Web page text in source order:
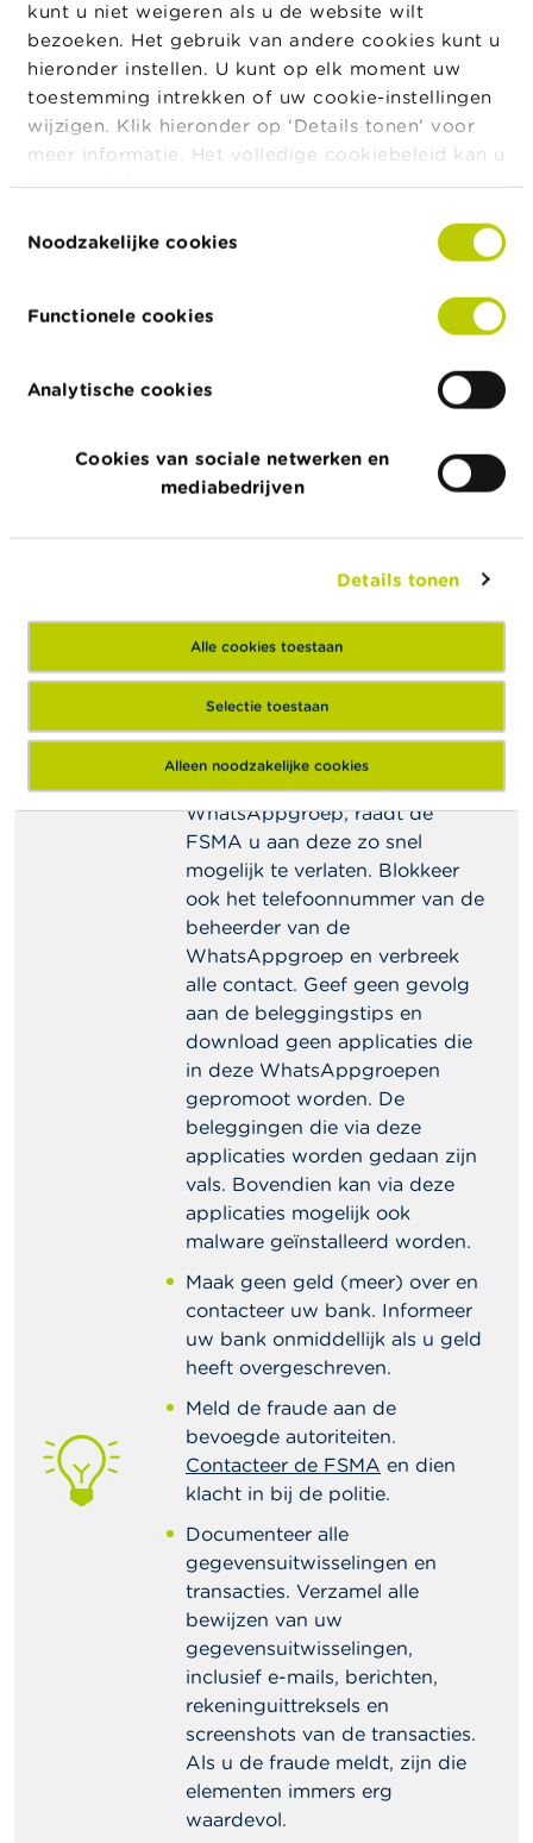
kunt u niet weigeren als u de website wilt
bezoeken. Het gebruik van andere cookies kunt u
hieronder instellen. U kunt op elk moment uw
toestemming intrekken of uw cookie-instellingen
wijzigen. Klik hieronder op ‘Details tonen’ voor
meer informatie. Het volledige cookiebeleid kan u
hierraadplegen.
Noodzakelijke cookies
Functionele cookies
Analytische cookies
Cookies van sociale netwerken en
mediabedrijven
Details tonen
Alle cookies toestaan
Selectie toestaan
Alleen noodzakelijke cookies
De beheerders van de WhatsAppgroepen proberen
de consumenten ook te overtuigen om valse
applicaties te downloaden, zoals:
BLRKX
GS FLUX
LSCINV
NLF INT
SXMKT
De FSMA voegde deze ondernemingen toe
wijze actief zijn in België. Let op, deze lijst is niet
exhaustief. Om na te gaan of een onderneming al dan
producten aan te bieden, raadpleeg dan de pagina
contacteerde
Ik ben opgelicht. Wat
moet ik doen?
Indien u lid bent van zo’n
WhatsAppgroep, raadt de
FSMA u aan deze zo snel
mogelijk te verlaten. Blokkeer
ook het telefoonnummer van de
beheerder van de
WhatsAppgroep en verbreek
alle contact. Geef geen gevolg
aan de beleggingstips en
download geen applicaties die
in deze WhatsAppgroepen
gepromoot worden. De
beleggingen die via deze
applicaties worden gedaan zijn
vals. Bovendien kan via deze
applicaties mogelijk ook
malware geïnstalleerd worden.
Maak geen geld (meer) over en
contacteer uw bank. Informeer
uw bank onmiddellijk als u geld
heeft overgeschreven.
Meld de fraude aan de
bevoegde autoriteiten.
Contacteer de FSMA en dien
klacht in bij de politie.
Documenteer alle
gegevensuitwisselingen en
transacties. Verzamel alle
bewijzen van uw
gegevensuitwisselingen,
inclusief e-mails, berichten,
rekeninguittreksels en
screenshots van de transacties.
Als u de fraude meldt, zijn die
elementen immers erg
waardevol.